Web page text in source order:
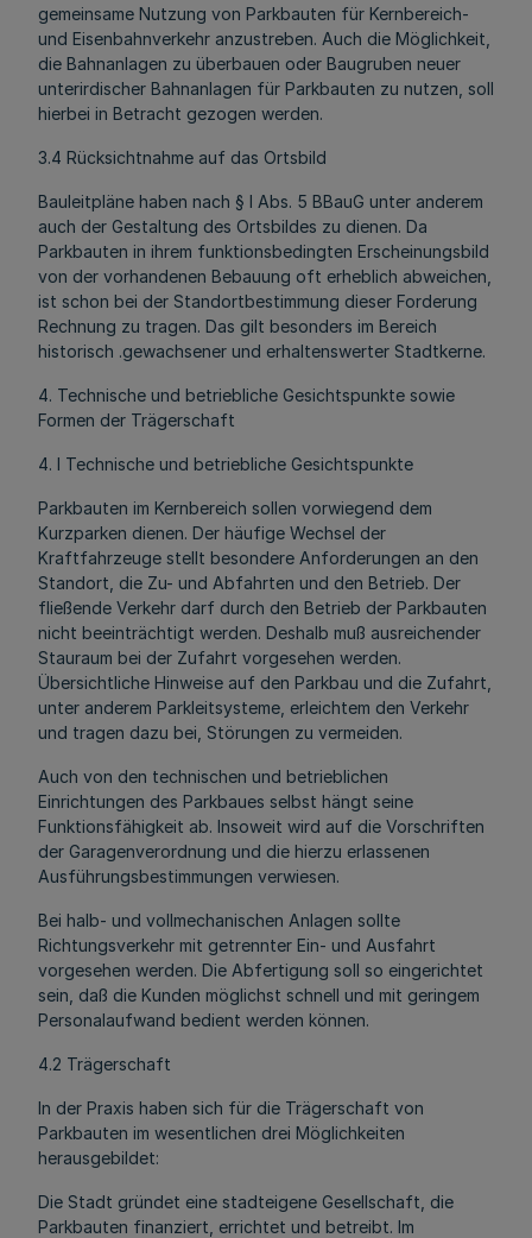
gemeinsame Nutzung von Parkbauten für Kernbereich-
und Eisenbahnverkehr anzustreben. Auch die Möglichkeit,
die Bahnanlagen zu überbauen oder Baugruben neuer
unterirdischer Bahnanlagen für Parkbauten zu nutzen, soll
hierbei in Betracht gezogen werden.
3.4 Rücksichtnahme auf das Ortsbild
Bauleitpläne haben nach § l Abs. 5 BBauG unter anderem
auch der Gestaltung des Ortsbildes zu dienen. Da
Parkbauten in ihrem funktionsbedingten Erscheinungsbild
von der vorhandenen Bebauung oft erheblich abweichen,
ist schon bei der Standortbestimmung dieser Forderung
Rechnung zu tragen. Das gilt besonders im Bereich
historisch .gewachsener und erhaltenswerter Stadtkerne.
4. Technische und betriebliche Gesichtspunkte sowie
Formen der Trägerschaft
4. l Technische und betriebliche Gesichtspunkte
Parkbauten im Kernbereich sollen vorwiegend dem
Kurzparken dienen. Der häufige Wechsel der
Kraftfahrzeuge stellt besondere Anforderungen an den
Standort, die Zu- und Abfahrten und den Betrieb. Der
fließende Verkehr darf durch den Betrieb der Parkbauten
nicht beeinträchtigt werden. Deshalb muß ausreichender
Stauraum bei der Zufahrt vorgesehen werden.
Übersichtliche Hinweise auf den Parkbau und die Zufahrt,
unter anderem Parkleitsysteme, erleichtem den Verkehr
und tragen dazu bei, Störungen zu vermeiden.
Auch von den technischen und betrieblichen
Einrichtungen des Parkbaues selbst hängt seine
Funktionsfähigkeit ab. Insoweit wird auf die Vorschriften
der Garagenverordnung und die hierzu erlassenen
Ausführungsbestimmungen verwiesen.
Bei halb- und vollmechanischen Anlagen sollte
Richtungsverkehr mit getrennter Ein- und Ausfahrt
vorgesehen werden. Die Abfertigung soll so eingerichtet
sein, daß die Kunden möglichst schnell und mit geringem
Personalaufwand bedient werden können.
4.2 Trägerschaft
In der Praxis haben sich für die Trägerschaft von
Parkbauten im wesentlichen drei Möglichkeiten
herausgebildet:
Die Stadt gründet eine stadteigene Gesellschaft, die
Parkbauten finanziert, errichtet und betreibt. Im